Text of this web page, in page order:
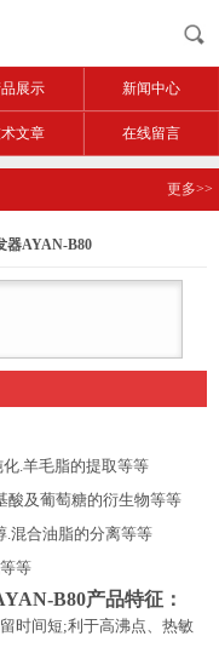
展示 新闻中心
文章 在线留言
更多>>
器AYAN-B80
化 羊毛脂的提取等等
酸及葡萄糖的衍生物等等
混合油脂的分离等等
等
B80产品特征：
时间短;利于高沸点、热敏